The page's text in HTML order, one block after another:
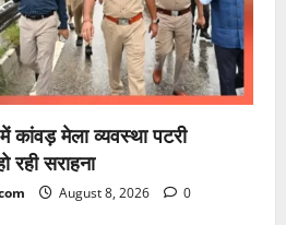
कांवड़ मेला व्यवस्था पटरी
रही सराहना
August 8, 2026 0